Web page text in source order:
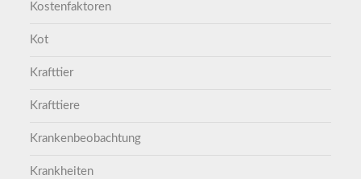
Kostenfaktoren
Kot
Krafttier
Krafttiere
Krankenbeobachtung
Krankheiten